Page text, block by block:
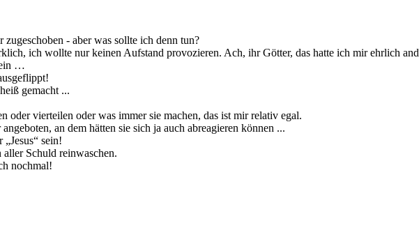
- aber was sollte ich denn tun?
ich wollte nur keinen Aufstand provozieren. Ach, ihr Götter, das hatte ich mir ehrlich
…
gemacht ...
oder vierteilen oder was immer sie machen, das ist mir relativ egal.
an dem hätten sie sich ja auch abreagieren können ...
sein!
Schuld reinwaschen.
nochmal!